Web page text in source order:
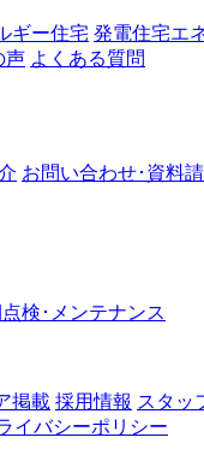
ギー住宅 発電住宅エ
声 よくある質問
お問い合わせ･資料請
検･メンテナンス
掲載 採用情報 スタッ
イバシーポリシー